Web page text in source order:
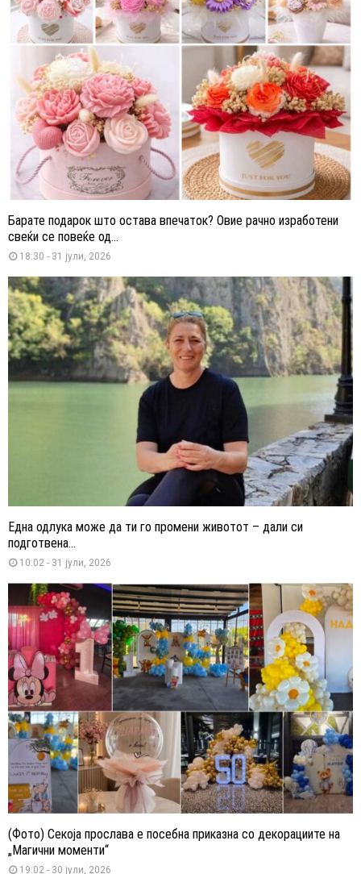
Барате подарок што остава впечаток? Овие рачно изработени
свеќи се повеќе од...
18:30 - 31 јули, 2026
Една одлука може да ти го промени животот – дали си
подготвена...
10:02 - 31 јули, 2026
(Фото) Секоја прослава е посебна приказна со декорациите на
„Магични моменти“
19:02 - 30 јули, 2026